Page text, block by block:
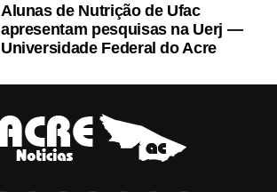
Alunas de Nutrição de Ufac
apresentam pesquisas na Uerj —
Universidade Federal do Acre